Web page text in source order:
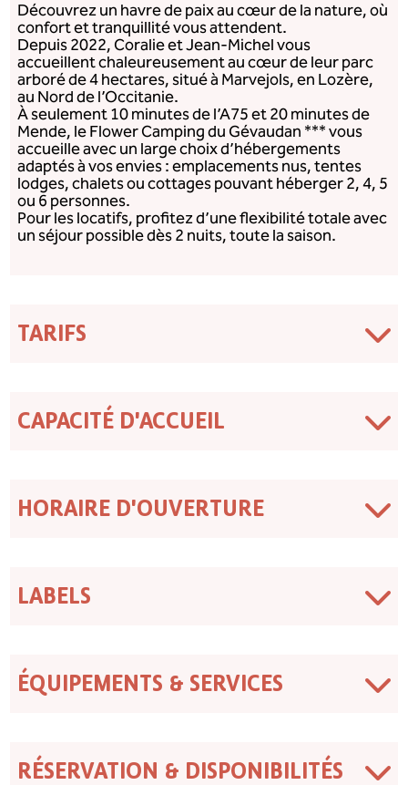
Découvrez un havre de paix au cœur de la nature, où
confort et tranquillité vous attendent.
Depuis 2022, Coralie et Jean-Michel vous
accueillent chaleureusement au cœur de leur parc
arboré de 4 hectares, situé à Marvejols, en Lozère,
au Nord de l’Occitanie.
À seulement 10 minutes de l’A75 et 20 minutes de
Mende, le Flower Camping du Gévaudan *** vous
accueille avec un large choix d’hébergements
adaptés à vos envies : emplacements nus, tentes
lodges, chalets ou cottages pouvant héberger 2, 4, 5
ou 6 personnes.
Pour les locatifs, profitez d’une flexibilité totale avec
un séjour possible dès 2 nuits, toute la saison.
TARIFS
CAPACITÉ D'ACCUEIL
HORAIRE D'OUVERTURE
LABELS
ÉQUIPEMENTS & SERVICES
RÉSERVATION & DISPONIBILITÉS